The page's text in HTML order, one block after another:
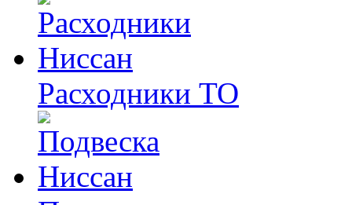
Расходники ТО